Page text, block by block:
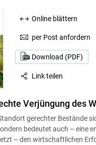
Online blättern
per Post anfordern
Download (PDF)
Link teilen
Verjüngung des
gerechter Bestände
bedeutet auch – eine
– den wirtschaftlichen